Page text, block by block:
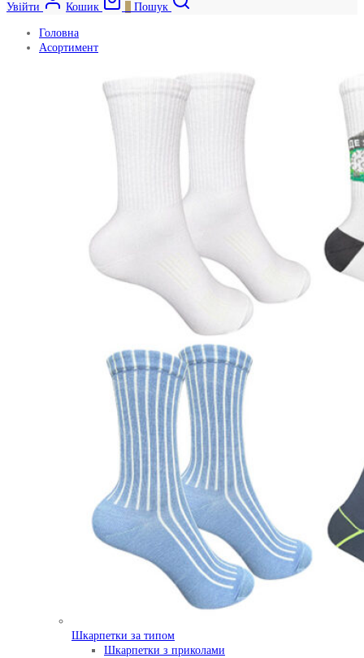
Увійти Кошик Пошук
Головна
Асортимент
Шкарпетки за типом
Шкарпетки з приколами